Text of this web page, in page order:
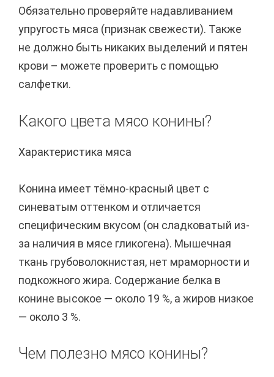
Обязательно проверяйте надавливанием
упругость мяса (признак свежести). Также
не должно быть никаких выделений и пятен
крови – можете проверить с помощью
салфетки.
Какого цвета мясо конины?
Характеристика мяса
Конина имеет тёмно-красный цвет с
синеватым оттенком и отличается
специфическим вкусом (он сладковатый из-
за наличия в мясе гликогена). Мышечная
ткань грубоволокнистая, нет мраморности и
подкожного жира. Содержание белка в
конине высокое — около 19 %, а жиров низкое
— около 3 %.
Чем полезно мясо конины?